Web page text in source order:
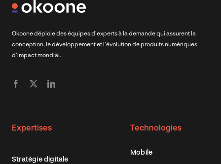
Okoone déploie des équipes d’experts à la demande qui assurent la
conception, le développement et l’évolution de produits numériques
d’impact mondial.
Expertises
Stratégie digitale
Technologies
Mobile